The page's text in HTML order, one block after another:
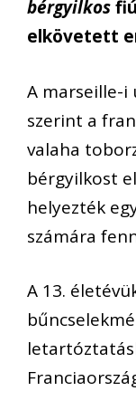
bérgyilkos
elkövetett
A marseille-i
szerint a
valaha
bérgyilkost
helyezték
számára
A 13.